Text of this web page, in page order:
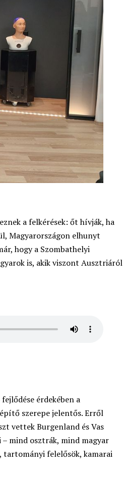
a felkérések: őt hívják, ha
Magyarországon elhunyt
hogy a Szombathelyi
is, akik viszont Ausztriáról
érdekében a
szerepe jelentős. Erről
vettek Burgenland és Vas
– mind osztrák, mind magyar
tartományi felelősök, kamarai